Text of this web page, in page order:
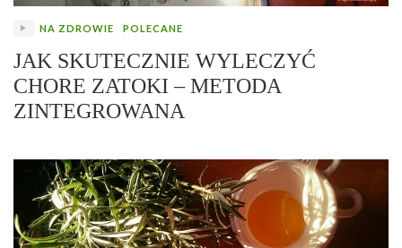
NA ZDROWIE POLECANE
JAK SKUTECZNIE WYLECZYĆ
CHORE ZATOKI – METODA
ZINTEGROWANA